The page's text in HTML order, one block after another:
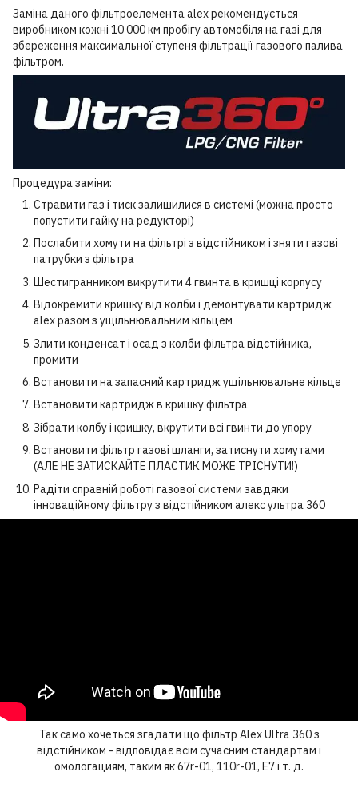
Заміна даного фільтроелемента alex рекомендується
виробником кожні 10 000 км пробігу автомобіля на газі для
збереження максимальної ступеня фільтрації газового палива
фільтром.
Процедура заміни:
Стравити газ і тиск залишилися в системі (можна просто
попустити гайку на редукторі)
Послабити хомути на фільтрі з відстійником і зняти газові
патрубки з фільтра
Шестигранником викрутити 4 гвинта в кришці корпусу
Відокремити кришку від колби і демонтувати картридж
alex разом з ущільнювальним кільцем
Злити конденсат і осад з колби фільтра відстійника,
промити
Встановити на запасний картридж ущільнювальне кільце
Встановити картридж в кришку фільтра
Зібрати колбу і кришку, вкрутити всі гвинти до упору
Встановити фільтр газові шланги, затиснути хомутами
(АЛЕ НЕ ЗАТИСКАЙТЕ ПЛАСТИК МОЖЕ ТРІСНУТИ!)
Радіти справній роботі газової системи завдяки
інноваційному фільтру з відстійником алекс ультра 360
Так само хочеться згадати що фільтр Alex Ultra 360 з
відстійником - відповідає всім сучасним стандартам і
омологациям, таким як 67r-01, 110r-01, E7 і т. д.